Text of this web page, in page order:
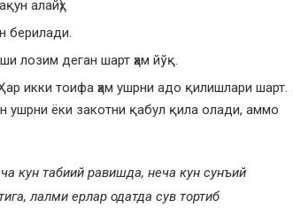
алайҳ).
берилади.
лозим деган шарт ҳам йўқ.
икки тоифа ҳам ушрни адо қилишлари шарт.
ушрни ёки закотни қабул қила олади, аммо
кун табиий равишда, неча кун сунъий
лалми ерлар одатда сув тортиб